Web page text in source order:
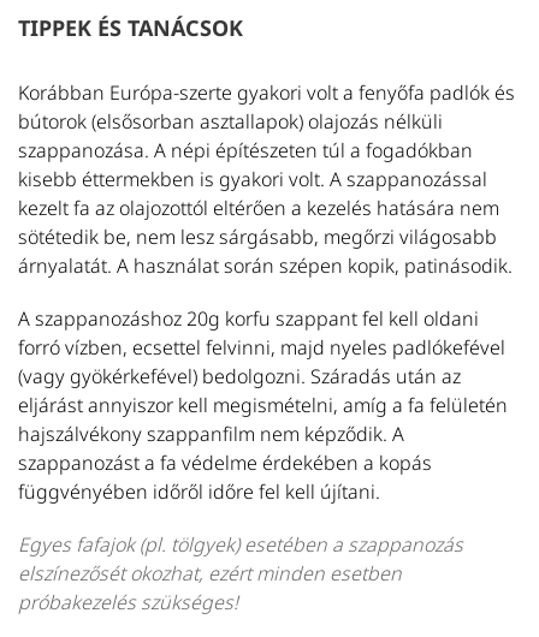
TIPPEK ÉS TANÁCSOK
Korábban Európa-szerte gyakori volt a fenyőfa padlók és
bútorok (elsősorban asztallapok) olajozás nélküli
szappanozása. A népi építészeten túl a fogadókban
kisebb éttermekben is gyakori volt. A szappanozással
kezelt fa az olajozottól eltérően a kezelés hatására nem
sötétedik be, nem lesz sárgásabb, megőrzi világosabb
árnyalatát. A használat során szépen kopik, patinásodik.
A szappanozáshoz 20g korfu szappant fel kell oldani
forró vízben, ecsettel felvinni, majd nyeles padlókefével
(vagy gyökérkefével) bedolgozni. Száradás után az
eljárást annyiszor kell megismételni, amíg a fa felületén
hajszálvékony szappanfilm nem képződik. A
szappanozást a fa védelme érdekében a kopás
függvényében időről időre fel kell újítani.
Egyes fafajok (pl. tölgyek) esetében a szappanozás
elszínezősét okozhat, ezért minden esetben
próbakezelés szükséges!